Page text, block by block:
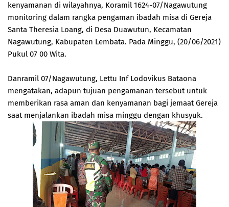
kenyamanan di wilayahnya, Koramil 1624-07/Nagawutung
monitoring dalam rangka pengaman ibadah misa di Gereja
Santa Theresia Loang, di Desa Duawutun, Kecamatan
Nagawutung, Kabupaten Lembata. Pada Minggu, (20/06/2021)
Pukul 07 00 Wita.
Danramil 07/Nagawutung, Lettu Inf Lodovikus Bataona
mengatakan, adapun tujuan pengamanan tersebut untuk
memberikan rasa aman dan kenyamanan bagi jemaat Gereja
saat menjalankan ibadah misa minggu dengan khusyuk.